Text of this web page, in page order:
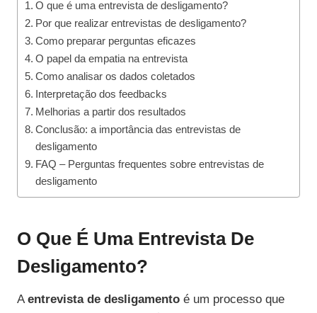
O que é uma entrevista de desligamento?
Por que realizar entrevistas de desligamento?
Como preparar perguntas eficazes
O papel da empatia na entrevista
Como analisar os dados coletados
Interpretação dos feedbacks
Melhorias a partir dos resultados
Conclusão: a importância das entrevistas de
desligamento
FAQ – Perguntas frequentes sobre entrevistas de
desligamento
O Que É Uma Entrevista De
Desligamento?
Aentrevista de desligamento é um processo que